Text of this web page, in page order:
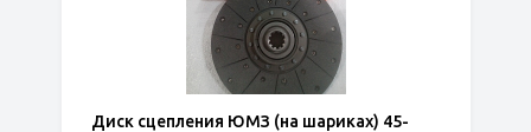
Диск сцепления ЮМЗ (на шариках) 45-